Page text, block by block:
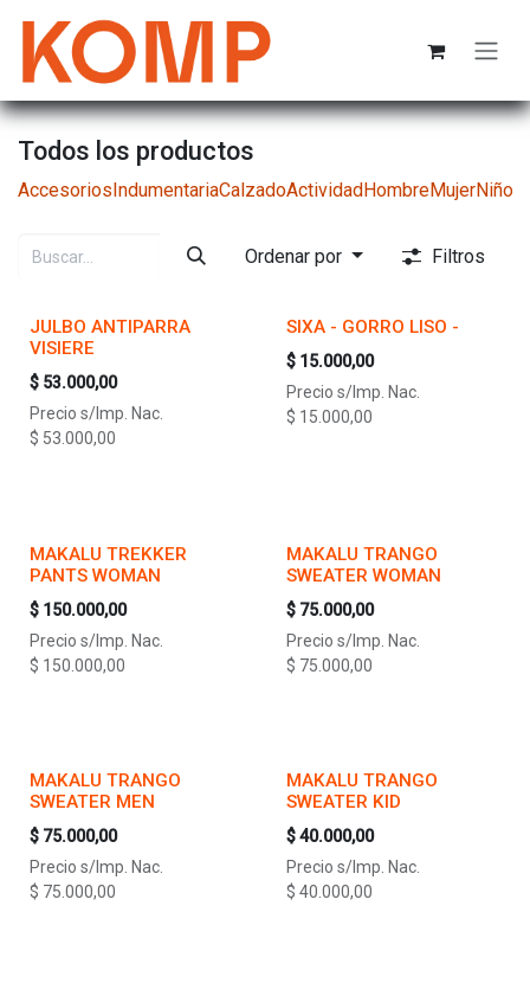
Todos los productos
AccesoriosIndumentariaCalzadoActividadHombreMujerNiños
Ordenar por Filtros
JULBO ANTIPARRA
VISIERE
$ 53.000,00
Precio s/Imp. Nac.
$ 53.000,00
SIXA - GORRO LISO -
$ 15.000,00
Precio s/Imp. Nac.
$ 15.000,00
MAKALU TREKKER
PANTS WOMAN
$ 150.000,00
Precio s/Imp. Nac.
$ 150.000,00
MAKALU TRANGO
SWEATER WOMAN
$ 75.000,00
Precio s/Imp. Nac.
$ 75.000,00
MAKALU TRANGO
SWEATER MEN
$ 75.000,00
Precio s/Imp. Nac.
$ 75.000,00
MAKALU TRANGO
SWEATER KID
$40.000,00
Precio s/Imp. Nac.
$ 40.000,00